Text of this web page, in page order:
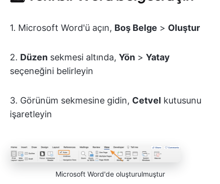
1. Microsoft Word'ü açın, Boş Belge > Oluştur
2. Düzen sekmesi altında, Yön > Yatay
seçeneğini belirleyin
3. Görünüm sekmesine gidin, Cetvel kutusunu
işaretleyin
Microsoft Word'de oluşturulmuştur